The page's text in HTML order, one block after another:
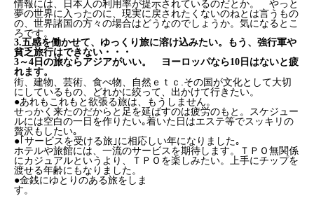
情報には、日本人の利用率が提示されているのだとか。 やっと
夢の世界に入ったのに、現実に戻されたくないのねとは言うもの
の、世界諸国の方々の場合はどうなのでしょうか。気になるとこ
ろです。
3.五感を働かせて、ゆっくり旅に溶け込みたい。もう、強行軍や
貧乏旅行はできない・・・
3～4日の旅ならアジアがいい。 ヨーロッパなら10日はないと疲
れます。
街、建物、芸術、食べ物、自然ｅｔｃ.その国が文化として大切
にしているもの、どれかに絞って、出かけて行きたい。
●あれもこれもと欲張る旅は、もうしません。
せっかく来たのだからと足を延ばすのは疲労のもと。スケジュー
ルには空白の一日を作りたい｡着いた日はエステ等でスッキリの
贅沢もしたい｡
●｢サービスを受ける旅｣に相応しい年になりました｡
ホテルや旅館には、一流のサービスを期待します。ＴＰＯ無関係
にカジュアルというより、ＴＰＯを楽しみたい。上手にチップを
渡せる年齢にもなりました。
●金銭にゆとりのある旅をしま
す。